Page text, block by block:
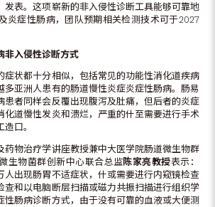
发表。这项崭新的非入侵性诊断工具能够可靠地
炎症性肠病，团队预期相关检测技术可于2027
非入侵性诊断方式
症状都十分相似，包括常见的功能性消化道疾病
多亚洲人患有的肠道慢性炎症炎症性肠病。肠易
患者同样会反覆出现腹泻及肚痛，但后者的炎症
化道慢性发炎和溃烂，严重的什至需要进行手术
口。
药物治疗学讲座教授兼中大医学院肠道微生物群
生物菌群创新中心联合总监陈家亮教授表示：
人出现肠胃不适症状，什或需要进行内窥镜检查
查和以电脑断层扫描或磁力共振扫描进行组织学
性肠病诊断方式，由于没有可靠的血液或大便测